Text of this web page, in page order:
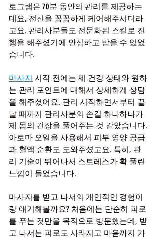
로그램은 70분 동안의 관리를 제공하는
데요, 전신을 꼼꼼하게 케어해주시더라
고요. 관리사분들도 전문화된 스킬로 진
행을 해주셨기에 안심하고 받을 수 있었
습니다.
마사지 시작 전에는 제 건강 상태와 원하
는 관리 포인트에 대해서 상세하게 상담
을 해주셨어요. 관리 시작하면서부터 끝
날 때까지 관리사분의 손길 하나하나가
제 몸의 긴장을 풀어주는 것 같았습니다.
아로마 오일을 사용해서 피부 영양 공급
과 혈액 순환도 도와주셨고요. 특히, 관
리 기술이 뛰어나서 스트레스가 확 풀린
느낌이 들었습니다.
마사지를 받고 나서의 개인적인 경험이
랑 얘기해볼까요? 처음에는 단순히 피로
를 푸는 것만을 목적으로 방문했는데, 받
고 나서는 피로도 사라지고 마음까지 가